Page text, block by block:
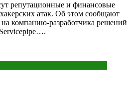
репутационные и финансовые
атак. Об этом сообщают
компанию-разработчика решений